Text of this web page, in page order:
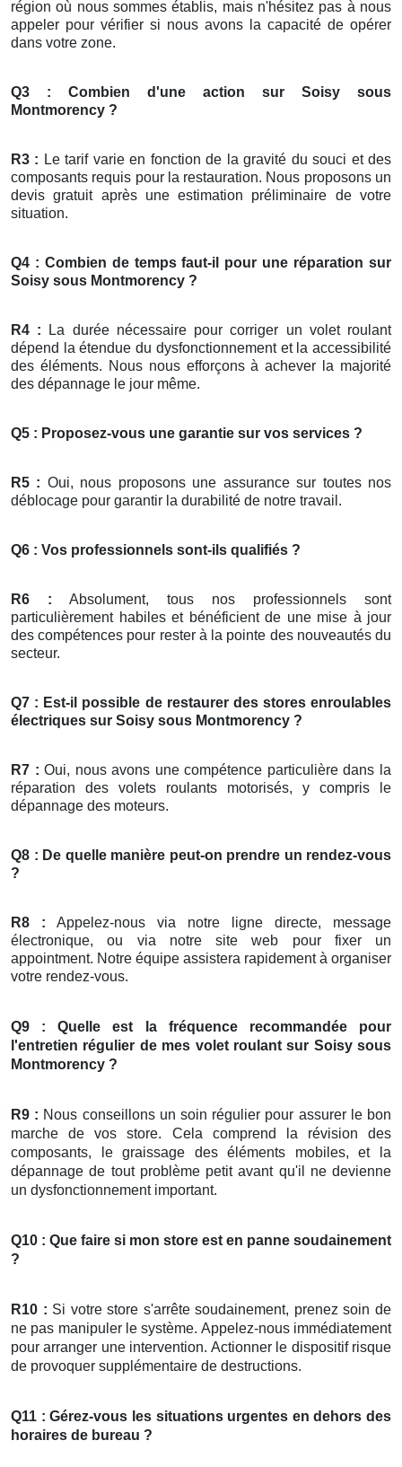
région où nous sommes établis, mais n'hésitez pas à nous
appeler pour vérifier si nous avons la capacité de opérer
dans votre zone.
Q3 : Combien d'une action sur Soisy sous
Montmorency ?
R3 : Le tarif varie en fonction de la gravité du souci et des
composants requis pour la restauration. Nous proposons un
devis gratuit après une estimation préliminaire de votre
situation.
Q4 : Combien de temps faut-il pour une réparation sur
Soisy sous Montmorency ?
R4 : La durée nécessaire pour corriger un volet roulant
dépend la étendue du dysfonctionnement et la accessibilité
des éléments. Nous nous efforçons à achever la majorité
des dépannage le jour même.
Q5 : Proposez-vous une garantie sur vos services ?
R5 : Oui, nous proposons une assurance sur toutes nos
déblocage pour garantir la durabilité de notre travail.
Q6 : Vos professionnels sont-ils qualifiés ?
R6 : Absolument, tous nos professionnels sont
particulièrement habiles et bénéficient de une mise à jour
des compétences pour rester à la pointe des nouveautés du
secteur.
Q7 : Est-il possible de restaurer des stores enroulables
électriques sur Soisy sous Montmorency ?
R7 : Oui, nous avons une compétence particulière dans la
réparation des volets roulants motorisés, y compris le
dépannage des moteurs.
Q8 : De quelle manière peut-on prendre un rendez-vous
?
R8 : Appelez-nous via notre ligne directe, message
électronique, ou via notre site web pour fixer un
appointment. Notre équipe assistera rapidement à organiser
votre rendez-vous.
Q9 : Quelle est la fréquence recommandée pour
l'entretien régulier de mes volet roulant sur Soisy sous
Montmorency ?
R9 : Nous conseillons un soin régulier pour assurer le bon
marche de vos store. Cela comprend la révision des
composants, le graissage des éléments mobiles, et la
dépannage de tout problème petit avant qu'il ne devienne
un dysfonctionnement important.
Q10 : Que faire si mon store est en panne soudainement
?
R10 : Si votre store s'arrête soudainement, prenez soin de
ne pas manipuler le système. Appelez-nous immédiatement
pour arranger une intervention. Actionner le dispositif risque
de provoquer supplémentaire de destructions.
Q11 : Gérez-vous les situations urgentes en dehors des
horaires de bureau ?